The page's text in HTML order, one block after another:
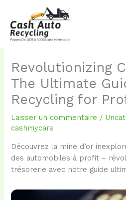
contenu
Revolutionizing
The Ultimate
Recycling for
Laisser un commentaire /
cashmycars
Découvrez la mine d’or
des automobiles à profit –
trésorerie avec notre guide